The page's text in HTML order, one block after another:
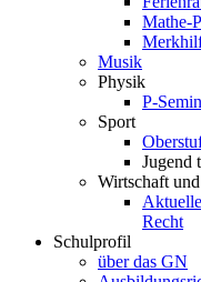
Mathe-
Musik
Physik
P-
Sport
Jugend
Wirtschaft
Recht
Schulprofil
über das GN